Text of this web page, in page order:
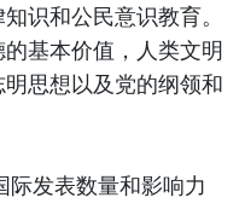
识和公民意识教育。
基本价值，人类文明
思想以及党的纲领和
际发表数量和影响力